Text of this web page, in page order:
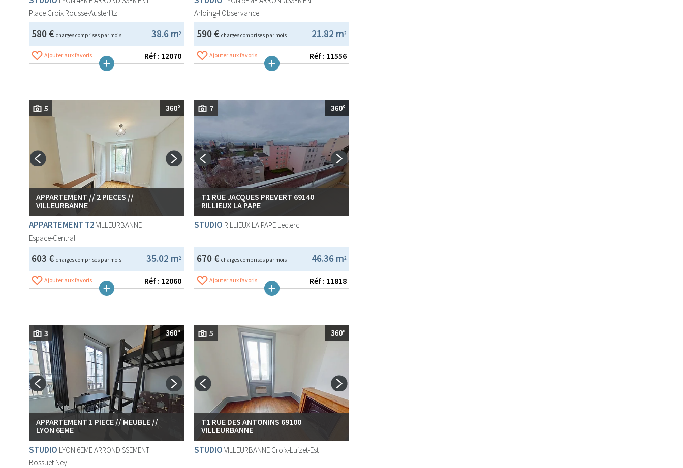
Place Croix Rousse-Austerlitz
38.6 m2
580 € charges comprises par mois
Ajouter aux favoris Réf : 12070
Arloing-l'Observance
21.82 m2
590 € charges comprises par mois
Ajouter aux favoris Réf : 11556
5
APPARTEMENT // 2 PIECES //
VILLEURBANNE
APPARTEMENT T2 VILLEURBANNE
Espace-Central
35.02 m2
603 € charges comprises par mois
Ajouter aux favoris Réf : 12060
7
T1 RUE JACQUES PREVERT 69140
RILLIEUX LA PAPE
STUDIO RILLIEUX LA PAPE Leclerc
46.36 m2
670 € charges comprises par mois
Ajouter aux favoris Réf : 11818
3
APPARTEMENT 1 PIECE // MEUBLE //
LYON 6EME
STUDIO LYON 6EME ARRONDISSEMENT
Bossuet Ney
5
T1 RUE DES ANTONINS 69100
VILLEURBANNE
STUDIO VILLEURBANNE Croix-Luizet-Est